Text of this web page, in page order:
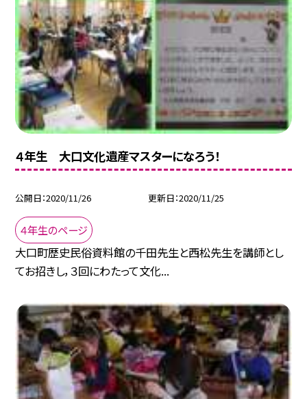
４年生 大口文化遺産マスターになろう！
公開日 2020/11/26 更新日 2020/11/25
４年生のページ
大口町歴史民俗資料館の千田先生と西松先生を講師とし
てお招きし，３回にわたって文化...